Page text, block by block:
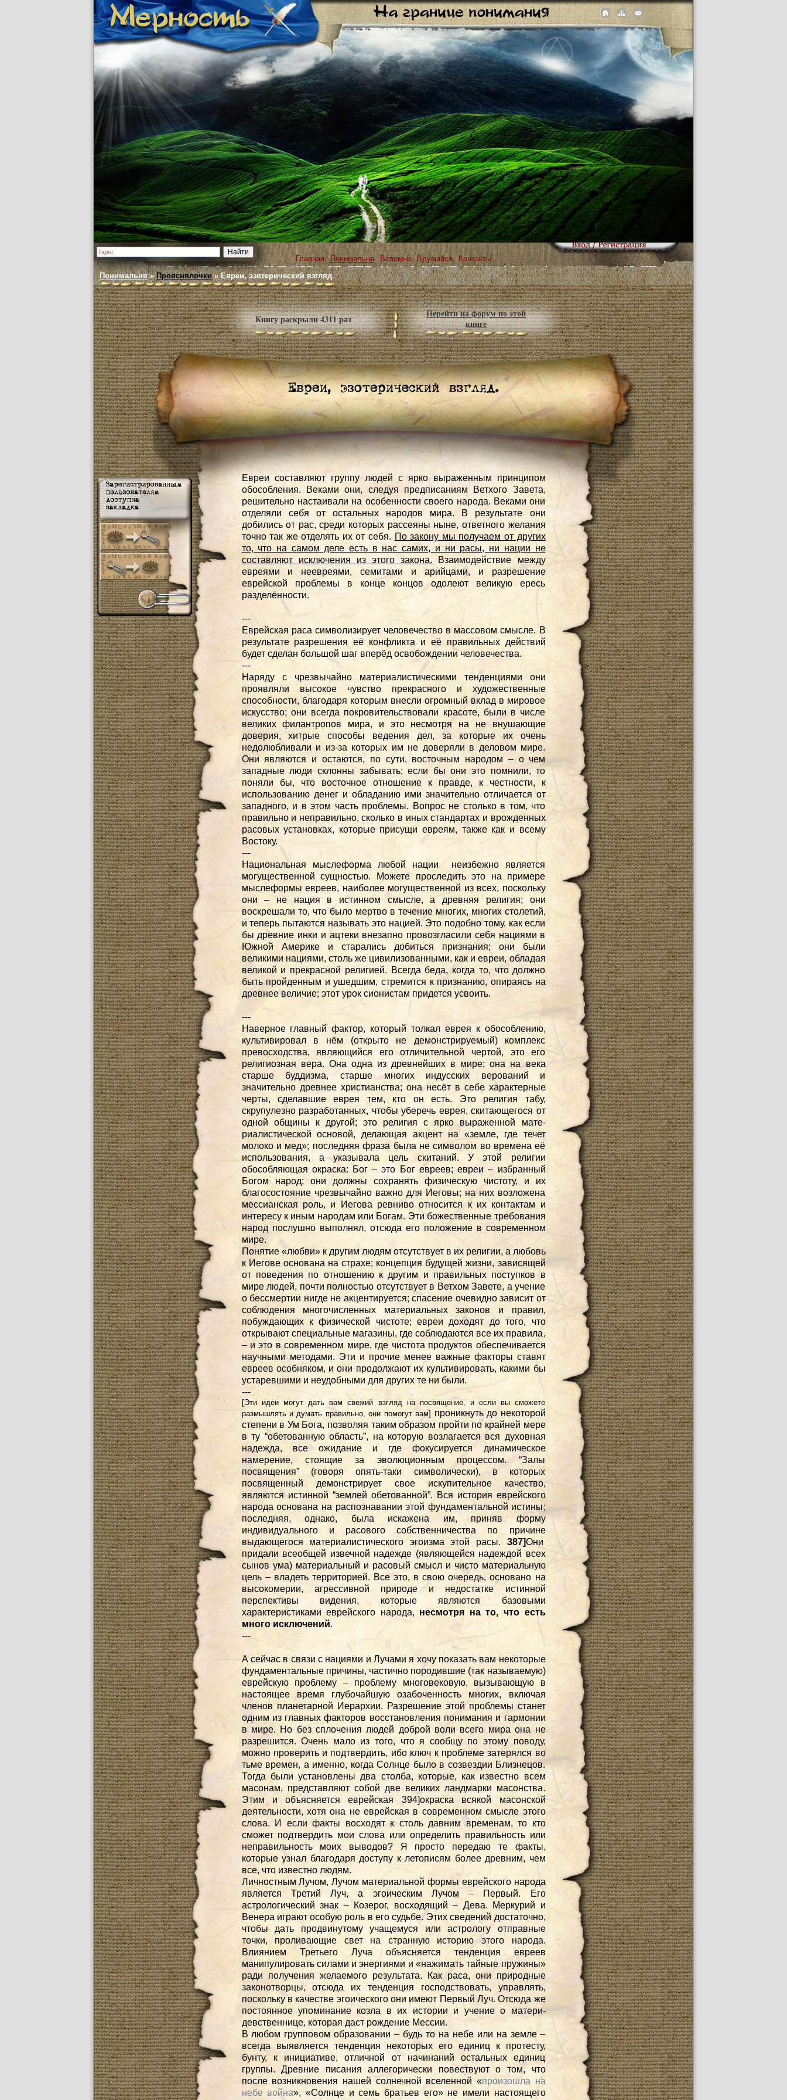
Логин:
Пароль:
Запомнить
Забыли пароль?
Регистрация
Главная Понимальня Вспомни Вдумайся
Контакты
Понимальня»Прояснялочки»Евреи, эзотерический взгляд.
Книгу раскрыли 4311 раз
Перейти на форум по этой
книге
Евреи составляют группу людей с ярко выраженным принципом
обособления. Веками они, следуя предписаниям Ветхого Завета,
решительно настаивали на особенности своего народа. Веками они
отделяли себя от остальных народов мира. В результате они
добились от рас, среди которых рассеяны ныне, ответного желания
точно так же отделять их от себя. По закону мы получаем от других
то, что на самом деле есть в нас самих, и ни расы, ни нации не
составляют исключения из этого закона.Взаимодействие между
евреями и неевреями, семитами и арийцами, и разрешение
еврейской проблемы в конце концов одолеют великую ересь
разделённости.
---
Еврейская раса символизирует человечество в массовом смысле. В
результате разрешения её конфликта и её правильных действий
будет сделан большой шаг вперёд освобождении человечества.
---
Наряду с чрезвычайно материалистическими тенденциями они
проявляли высокое чувство прекрасного и художественные
способности, благодаря которым внесли огромный вклад в мировое
искусство; они всегда покровительствовали красоте, были в числе
великих филантропов мира, и это несмотря на не внушающие
доверия, хитрые способы ведения дел, за которые их очень
недолюбливали и из-за которых им не доверяли в деловом мире.
Они являются и остаются, по сути, восточным народом – о чем
западные люди склонны забывать; если бы они это помнили, то
поняли бы, что восточное отношение к правде, к честности, к
использованию денег и обладанию ими значительно отличается от
западного, и в этом часть проблемы. Вопрос не столько в том, что
правильно и неправильно, сколько в иных стандартах и врожденных
расовых установках, которые присущи евреям, также как и всему
Востоку.
---
Национальная мыслеформа любой нации неизбежно является
могущественной сущностью. Можете проследить это на примере
мыслеформы евреев, наиболее могущественной из всех, поскольку
они – не нация в истинном смысле, а древняя религия; они
воскрешали то, что было мертво в течение многих, многих столетий,
и теперь пытаются называть это нацией. Это подобно тому, как если
бы древние инки и ацтеки внезапно провозгласили себя нациями в
Южной Америке и старались добиться признания; они были
великими нациями, столь же цивилизованными, как и евреи, обладая
великой и прекрасной религией. Всегда беда, когда то, что должно
быть пройденным и ушедшим, стремится к признанию, опираясь на
древнее величие; этот урок сионистам придется усвоить.
---
Наверное главный фактор, который толкал еврея к обособлению,
культивировал в нём (открыто не демонстрируемый) комплекс
превосходства, являющийся его отличительной чертой, это его
религиозная вера. Она одна из древнейших в мире; она на века
старше буддизма, старше многих индусских верований и
значительно древнее христианства; она несёт в себе характерные
черты, сделавшие еврея тем, кто он есть. Это религия табу,
скрупулезно разработанных, чтобы уберечь еврея, скитающегося от
одной общины к другой; это религия с ярко выраженной мате-
риалистической основой, делающая акцент на «земле, где течет
молоко и мед»; последняя фраза была не символом во времена её
использования, а указывала цель скитаний. У этой религии
обособляющая окраска: Бог – это Бог евреев; евреи – избранный
Богом народ; они должны сохранять физическую чистоту, и их
благосостояние чрезвычайно важно для Иеговы; на них возложена
мессианская роль, и Иегова ревниво относится к их контактам и
интересу к иным народам или Богам. Эти божественные требования
народ послушно выполнял, отсюда его положение в современном
мире.
Понятие «любви» к другим людям отсутствует в их религии, а любовь
к Иегове основана на страхе; концепция будущей жизни, зависящей
от поведения по отношению к другим и правильных поступков в
мире людей, почти полностью отсутствует в Ветхом Завете, а учение
о бессмертии нигде не акцентируется; спасение очевидно зависит от
соблюдения многочисленных материальных законов и правил,
побуждающих к физической чистоте; евреи доходят до того, что
открывают специальные магазины, где соблюдаются все их правила,
– и это в современном мире, где чистота продуктов обеспечивается
научными методами. Эти и прочие менее важные факторы ставят
евреев особняком, и они продолжают их культивировать, какими бы
устаревшими и неудобными для других те ни были.
---
[Эти идеи могут дать вам свежий взгляд на посвящение, и если вы сможете
размышлять и думать правильно, они помогут вам]проникнуть до некоторой
степени в Ум Бога, позволяя таким образом пройти по крайней мере
в ту “обетованную область”, на которую возлагается вся духовная
надежда, все ожидание и где фокусируется динамическое
намерение, стоящие за эволюционным процессом. “Залы
посвящения” (говоря опять-таки символически), в которых
посвященный демонстрирует свое искупительное качество,
являются истинной “землей обетованной”. Вся история еврейского
народа основана на распознавании этой фундаментальной истины;
последняя, однако, была искажена им, приняв форму
индивидуального и расового собственничества по причине
выдающегося материалистического эгоизма этой расы.387]Они
придали всеобщей извечной надежде (являющейся надеждой всех
сынов ума) материальный и расовый смысл и чисто материальную
цель – владеть территорией. Все это, в свою очередь, основано на
высокомерии, агрессивной природе и недостатке истинной
перспективы видения, которые являются базовыми
характеристиками еврейского народа,несмотря на то, что есть
много исключений.
---
А сейчас в связи с нациями и Лучами я хочу показать вам некоторые
фундаментальные причины, частично породившие (так называемую)
еврейскую проблему – проблему многовековую, вызывающую в
настоящее время глубочайшую озабоченность многих, включая
членов планетарной Иерархии. Разрешение этой проблемы станет
одним из главных факторов восстановления понимания и гармонии
в мире. Но без сплочения людей доброй воли всего мира она не
разрешится. Очень мало из того, что я сообщу по этому поводу,
можно проверить и подтвердить, ибо ключ к проблеме затерялся во
тьме времен, а именно, когда Солнце было в созвездии Близнецов.
Тогда были установлены два столба, которые, как известно всем
масонам, представляют собой две великих ландмарки масонства.
Этим и объясняется еврейская 394]окраска всякой масонской
деятельности, хотя она не еврейская в современном смысле этого
слова. И если факты восходят к столь давним временам, то кто
сможет подтвердить мои слова или определить правильность или
неправильность моих выводов? Я просто передаю те факты,
которые узнал благодаря доступу к летописям более древним, чем
все, что известно людям.
Личностным Лучом, Лучом материальной формы еврейского народа
является Третий Луч, а эгоическим Лучом – Первый. Его
астрологический знак – Козерог, восходящий – Дева. Меркурий и
Венера играют особую роль в его судьбе. Этих сведений достаточно,
чтобы дать продвинутому учащемуся или астрологу отправные
точки, проливающие свет на странную историю этого народа.
Влиянием Третьего Луча объясняется тенденция евреев
манипулировать силами и энергиями и «нажимать тайные пружины»
ради получения желаемого результата. Как раса, они природные
законотворцы, отсюда их тенденция господствовать, управлять,
поскольку в качестве эгоического они имеют Первый Луч. Отсюда же
постоянное упоминание козла в их истории и учение о матери-
девственнице, которая даст рождение Мессии.
В любом групповом образовании – будь то на небе или на земле –
всегда выявляется тенденция некоторых его единиц к протесту,
бунту, к инициативе, отличной от начинаний остальных единиц
группы. Древние писания аллегорически повествуют о том, что
после возникновения нашей солнечной вселенной «произошла на
небе война», «Солнце и семь братьев его» не имели настоящего